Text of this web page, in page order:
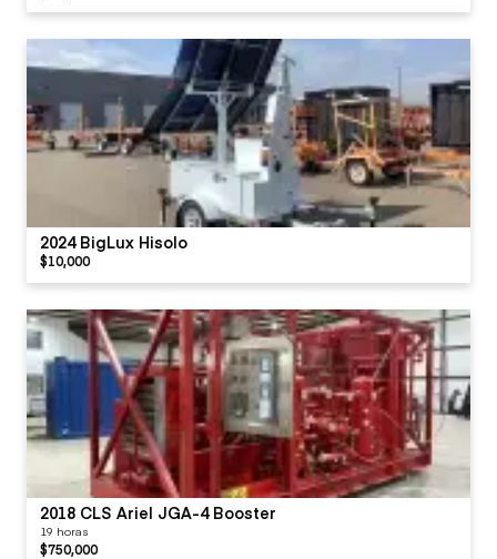
2024 BigLux Hisolo
$10,000
2018 CLS Ariel JGA-4 Booster
19 horas
$750,000